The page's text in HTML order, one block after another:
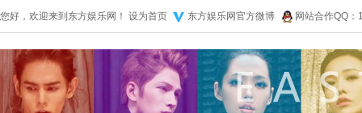
您好，欢迎来到东方娱乐网！ 设为首页 东方娱乐网官方微博 网站合作QQ